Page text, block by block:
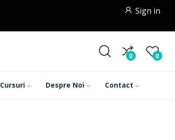
Sign in
0 0
Cursuri Despre Noi Contact